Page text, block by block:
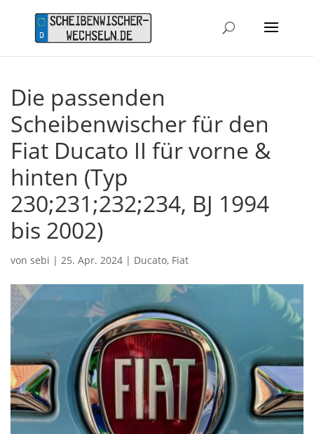
Die passenden
Scheibenwischer für den
Fiat Ducato II für vorne &
hinten (Typ
230;231;232;234, BJ 1994
bis 2002)
von sebi | 25. Apr. 2024 | Ducato, Fiat